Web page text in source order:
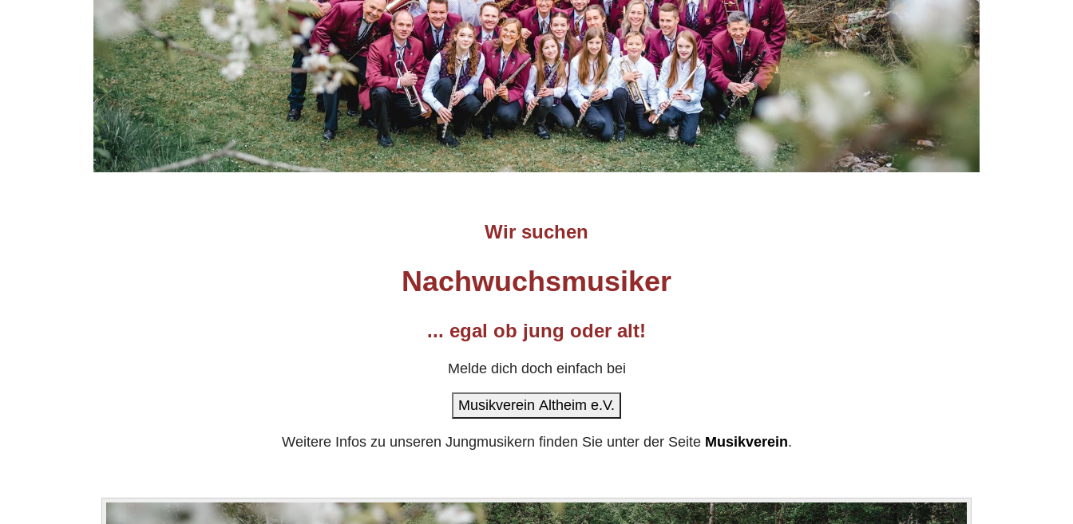
Wir suchen
Nachwuchsmusiker
... egal ob jung oder alt!
Melde dich doch einfach bei
Musikverein Altheim e.V.
Weitere Infos zu unseren Jungmusikern finden Sie unter der Seite Musikverein.